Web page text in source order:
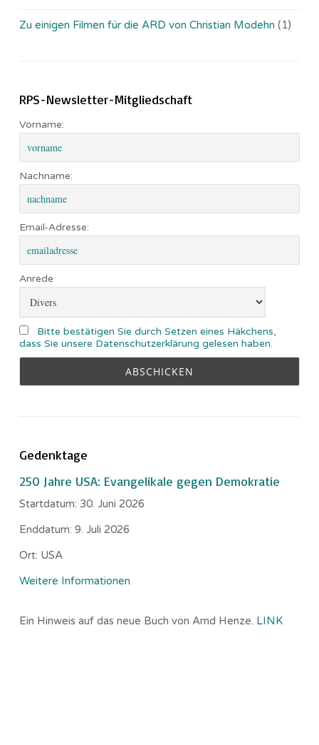
Zu einigen Filmen für die ARD von Christian Modehn (1)
RPS-Newsletter-Mitgliedschaft
Vorname:
Nachname:
Email-Adresse:
Anrede
Bitte bestätigen Sie durch Setzen eines Häkchens,
dass Sie unsere Datenschutzerklärung gelesen haben.
Gedenktage
250 Jahre USA: Evangelikale gegen Demokratie
Startdatum: 30. Juni 2026
Enddatum: 9. Juli 2026
Ort: USA
Weitere Informationen
Ein Hinweis auf das neue Buch von Arnd Henze. LINK